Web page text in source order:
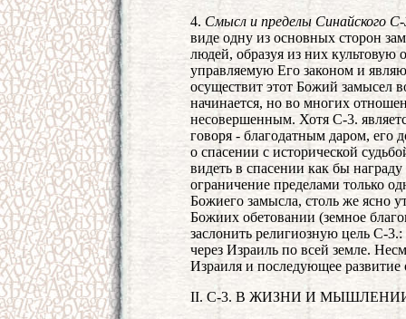
4. Смысл и пределы Синайского С-
виде одну из основных сторон
людей, образуя из них
управляемую Его законом и
осуществит этот Божий замысел
начинается, но во многих
несовершенным. Хотя С-3.
говоря - благодатным даром, его
о спасении с исторической
видеть в спасении как бы
ограничение пределами только
Божиего замысла, столь же ясно
Божиих обетовании (земное
заслонить религиозную цель С-
через Израиль по всей земле.
Израиля и последующее
II. С-3. В ЖИЗНИ И